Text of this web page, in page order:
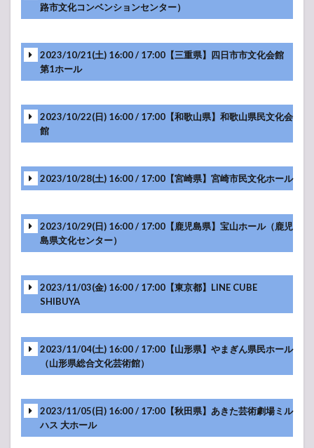
-アンコール-
-アンコール-
-アンコール-
-アンコール-
-アンコール-
路市文化コンベンションセンター）
-アンコール-
2023/10/21(土) 16:00 / 17:00【三重県】四日市市文化会館
第1ホール
-アンコール-
2023/10/22(日) 16:00 / 17:00【和歌山県】和歌山県民文化会
館
2023/10/28(土) 16:00 / 17:00【宮崎県】宮崎市民文化ホール
2023/10/29(日) 16:00 / 17:00【鹿児島県】宝山ホール（鹿児
島県文化センター）
2023/11/03(金) 16:00 / 17:00【東京都】LINE CUBE
SHIBUYA
2023/11/04(土) 16:00 / 17:00【山形県】やまぎん県民ホール
（山形県総合文化芸術館）
2023/11/05(日) 16:00 / 17:00【秋田県】あきた芸術劇場ミル
ハス 大ホール